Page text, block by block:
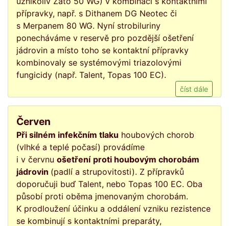
přípravky, např. s Dithanem DG Neotec či
s Merpanem 80 WG. Nyní strobiluriny
ponecháváme v reservě pro pozdější ošetření
jádrovin a místo toho se kontaktní přípravky
kombinovaly se systémovými triazolovými
fungicidy (např. Talent, Topas 100 EC).
číst dále
Červen
Při silném infekčním tlaku houbových chorob
(vlhké a teplé počasí) provádíme
i v červnu ošetření proti houbovým chorobám
jádrovin (padlí a strupovitosti). Z přípravků
doporučuji buď Talent, nebo Topas 100 EC. Oba
působí proti oběma jmenovaným chorobám.
K prodloužení účinku a oddálení vzniku rezistence
se kombinují s kontaktními preparáty,